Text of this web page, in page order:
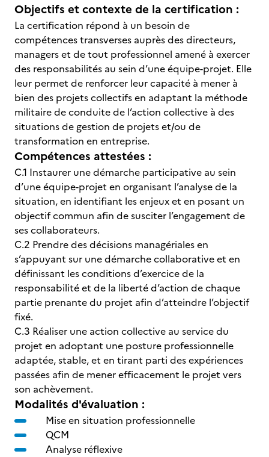
Objectifs et contexte de la certification :
La certification répond à un besoin de
compétences transverses auprès des directeurs,
managers et de tout professionnel amené à exercer
des responsabilités au sein d’une équipe-projet. Elle
leur permet de renforcer leur capacité à mener à
bien des projets collectifs en adaptant la méthode
militaire de conduite de l’action collective à des
situations de gestion de projets et/ou de
transformation en entreprise.
Compétences attestées :
C.1 Instaurer une démarche participative au sein
d’une équipe-projet en organisant l’analyse de la
situation, en identifiant les enjeux et en posant un
objectif commun afin de susciter l’engagement de
ses collaborateurs.
C.2 Prendre des décisions managériales en
s’appuyant sur une démarche collaborative et en
définissant les conditions d’exercice de la
responsabilité et de la liberté d’action de chaque
partie prenante du projet afin d’atteindre l’objectif
fixé.
C.3 Réaliser une action collective au service du
projet en adoptant une posture professionnelle
adaptée, stable, et en tirant parti des expériences
passées afin de mener efficacement le projet vers
son achèvement.
Modalités d'évaluation :
Mise en situation professionnelle
QCM
Analyse réflexive